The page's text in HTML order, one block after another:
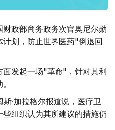
政部商务政务次官奥尼尔勋
划，防止世界医药"倒退回
面发起一场"革命"，针对其利
·加拉格尔报道说，医疗卫
组织认为其所建议的措施仍